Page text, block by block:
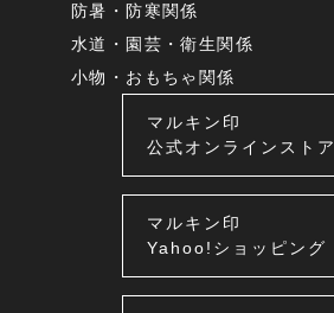
防暑・防寒関係
水道・園芸・衛生関係
小物・おもちゃ関係
マルキン印
公式オンラインストア
マルキン印
Yahoo!ショッピング